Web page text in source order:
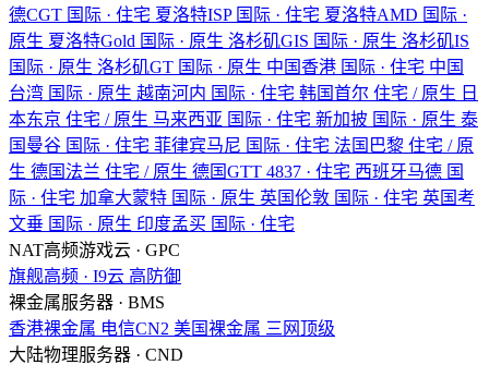
德CGT 国际 · 住宅 夏洛特ISP 国际 · 住宅 夏洛特AMD 国际 ·
原生 夏洛特Gold 国际 · 原生 洛杉矶GIS 国际 · 原生 洛杉矶IS
国际 · 原生 洛杉矶GT 国际 · 原生 中国香港 国际 · 住宅 中国
台湾 国际 · 原生 越南河内 国际 · 住宅 韩国首尔 住宅 / 原生 日
本东京 住宅 / 原生 马来西亚 国际 · 住宅 新加披 国际 · 原生 泰
国曼谷 国际 · 住宅 菲律宾马尼 国际 · 住宅 法国巴黎 住宅 / 原
生 德国法兰 住宅 / 原生 德国GTT 4837 · 住宅 西班牙马德 国
际 · 住宅 加拿大蒙特 国际 · 原生 英国伦敦 国际 · 住宅 英国考
文垂 国际 · 原生 印度孟买 国际 · 住宅
NAT高频游戏云 · GPC
旗舰高频 · I9云 高防御
裸金属服务器 · BMS
香港裸金属 电信CN2 美国裸金属 三网顶级
大陆物理服务器 · CND